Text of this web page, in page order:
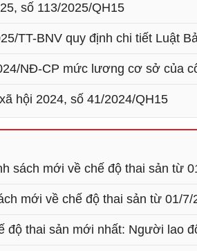
số 113/2025/QH15
TT-BNV quy định chi tiết Luật
NĐ-CP mức lương cơ sở của
hội 2024, số 41/2024/QH15
sách mới về chế độ thai sản từ
mới về chế độ thai sản từ 01/7/
độ thai sản mới nhất: Người lao